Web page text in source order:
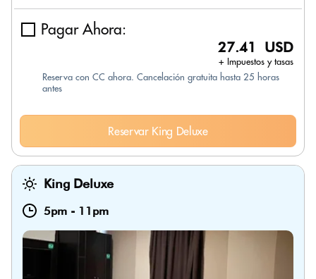
Pagar Ahora:
27.41 USD
+ Impuestos y tasas
Reserva con CC ahora. Cancelación gratuita hasta 25 horas
antes
Reservar King Deluxe
King Deluxe
5pm - 11pm